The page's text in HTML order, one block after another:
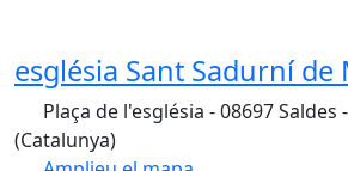
església Sant Sadurní de
Plaça de l'església - 08697 Saldes
(Catalunya)